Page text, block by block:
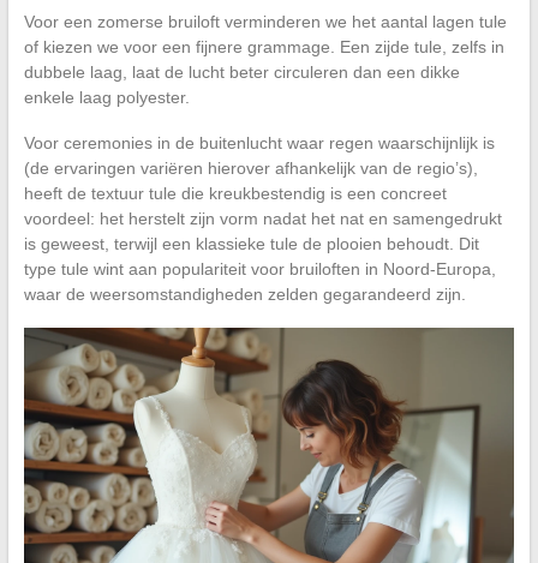
Voor een zomerse bruiloft verminderen we het aantal lagen tule
of kiezen we voor een fijnere grammage. Een zijde tule, zelfs in
dubbele laag, laat de lucht beter circuleren dan een dikke
enkele laag polyester.
Voor ceremonies in de buitenlucht waar regen waarschijnlijk is
(de ervaringen variëren hierover afhankelijk van de regio’s),
heeft de textuur tule die kreukbestendig is een concreet
voordeel: het herstelt zijn vorm nadat het nat en samengedrukt
is geweest, terwijl een klassieke tule de plooien behoudt. Dit
type tule wint aan populariteit voor bruiloften in Noord-Europa,
waar de weersomstandigheden zelden gegarandeerd zijn.